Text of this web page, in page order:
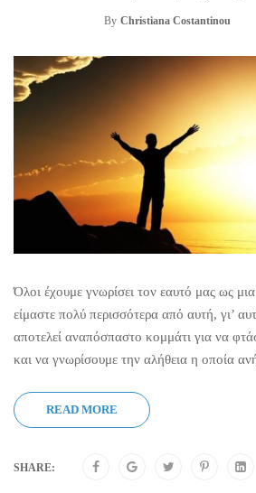
By Christiana Costantinou
Όλοι έχουμε γνωρίσει τον εαυτό μας ως
είμαστε πολύ περισσότερα από αυτή, γι’
αποτελεί αναπόσπαστο κομμάτι για να
και να γνωρίσουμε την αλήθεια η οποία
READ MORE
SHARE: